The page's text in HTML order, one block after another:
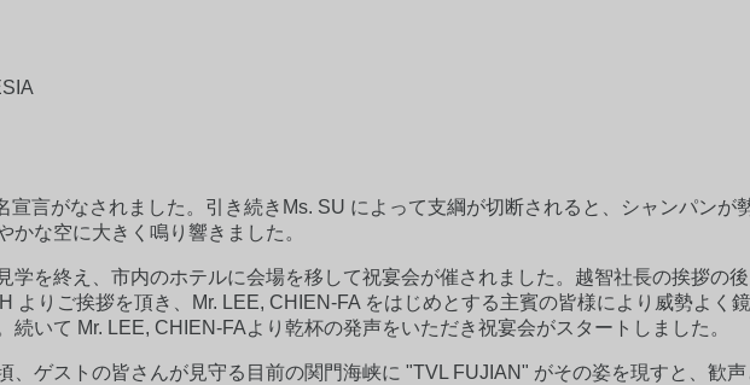
宣言がなされました。引き続きMs. SU によって支綱が切断されると、シャンパンが
かな空に大きく鳴り響きました。
学を終え、市内のホテルに会場を移して祝宴会が催されました。越智社長の挨拶の
よりご挨拶を頂き、Mr. LEE, CHIEN-FA をはじめとする主賓の皆様により威勢よく
続いて Mr. LEE, CHIEN-FAより乾杯の発声をいただき祝宴会がスタートしました。
、ゲストの皆さんが見守る目前の関門海峡に "TVL FUJIAN" がその姿を現すと、歓